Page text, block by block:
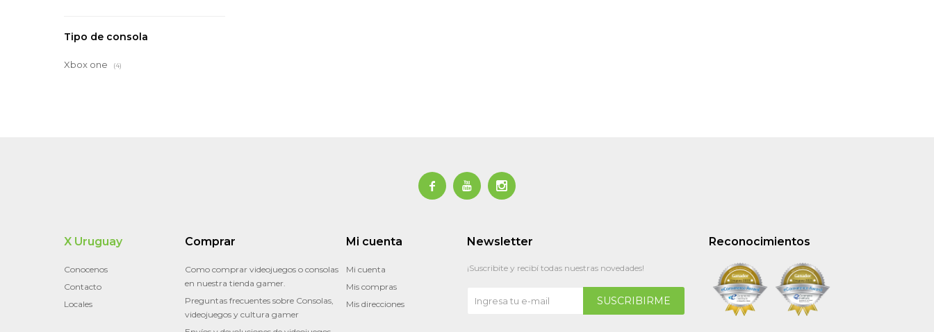
Tipo de consola
Xbox one (4)
  
Reconocimientos
X Uruguay
Conocenos
Contacto
Locales
Comprar
Como comprar videojuegos o consolas
en nuestra tienda gamer.
Preguntas frecuentes sobre Consolas,
videojuegos y cultura gamer
Mi cuenta
Mi cuenta
Mis compras
Mis direcciones
Newsletter
¡Suscribite y recibí todas nuestras novedades!
SUSCRIBIRME